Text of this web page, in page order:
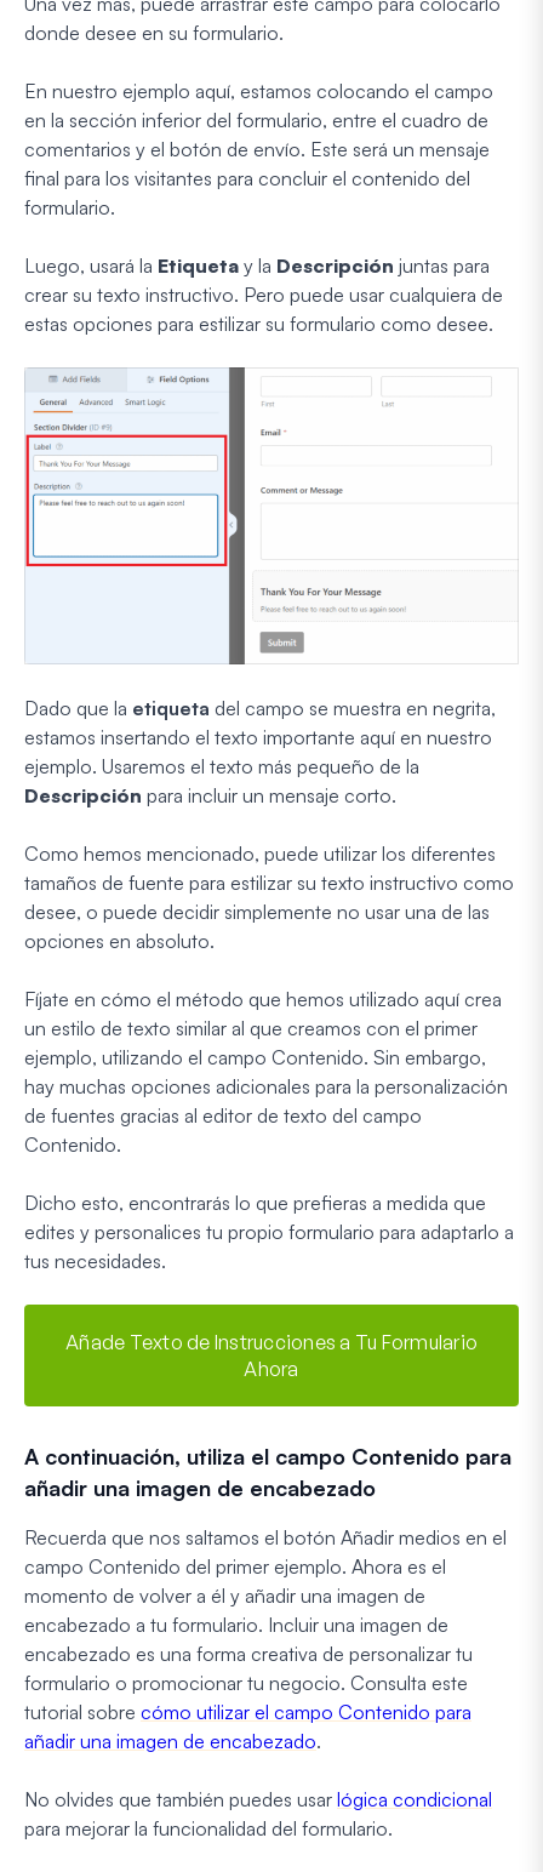
donde desee en su formulario.
En nuestro ejemplo aquí, estamos colocando el campo
en la sección inferior del formulario, entre el cuadro de
comentarios y el botón de envío. Este será un mensaje
final para los visitantes para concluir el contenido del
formulario.
Luego, usará la Etiqueta y la Descripción juntas para
crear su texto instructivo. Pero puede usar cualquiera de
estas opciones para estilizar su formulario como desee.
Dado que la etiqueta del campo se muestra en negrita,
estamos insertando el texto importante aquí en nuestro
ejemplo. Usaremos el texto más pequeño de la
Descripción para incluir un mensaje corto.
Como hemos mencionado, puede utilizar los diferentes
tamaños de fuente para estilizar su texto instructivo como
desee, o puede decidir simplemente no usar una de las
opciones en absoluto.
Fíjate en cómo el método que hemos utilizado aquí crea
un estilo de texto similar al que creamos con el primer
ejemplo, utilizando el campo Contenido. Sin embargo,
hay muchas opciones adicionales para la personalización
de fuentes gracias al editor de texto del campo
Contenido.
Dicho esto, encontrarás lo que prefieras a medida que
edites y personalices tu propio formulario para adaptarlo a
tus necesidades.
Añade Texto de Instrucciones a Tu Formulario
Ahora
A continuación, utiliza el campo Contenido para
añadir una imagen de encabezado
Recuerda que nos saltamos el botón Añadir medios en el
campo Contenido del primer ejemplo. Ahora es el
momento de volver a él y añadir una imagen de
encabezado a tu formulario. Incluir una imagen de
encabezado es una forma creativa de personalizar tu
formulario o promocionar tu negocio. Consulta este
tutorial sobre cómo utilizar el campo Contenido para
añadir una imagen de encabezado.
No olvides que también puedes usar lógica condicional
para mejorar la funcionalidad del formulario.